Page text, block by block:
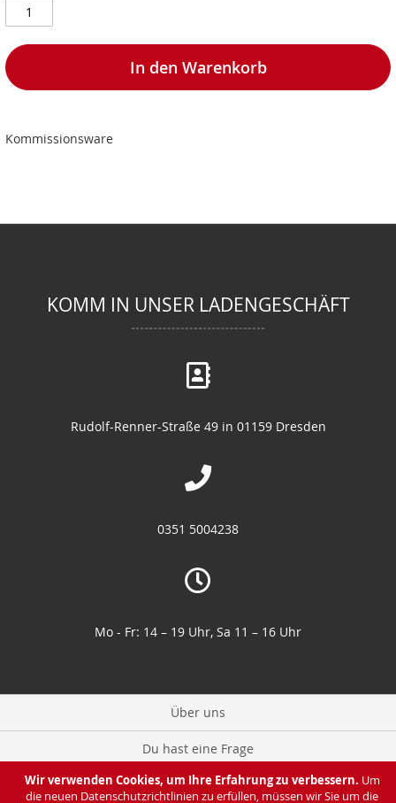
Wir verwenden Cookies, um Ihre Erfahrung zu verbessern. Um
die neuen Datenschutzrichtlinien zu erfüllen, müssen wir Sie um die
In den Warenkorb
Kommissionsware
KOMM IN UNSER LADENGESCHÄFT
Rudolf-Renner-Straße 49 in 01159 Dresden
0351 5004238
Mo - Fr: 14 – 19 Uhr, Sa 11 – 16 Uhr
Über uns
Du hast eine Frage
Zahlung & Lieferung